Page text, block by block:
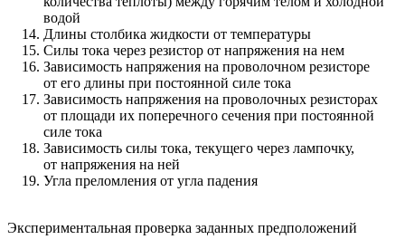
водой
Длины столбика жидкости от температуры
Силы тока через резистор от напряжения на нем
Зависимость напряжения на проволочном резисторе
от его длины при постоянной силе тока
Зависимость напряжения на проволочных резисторах
от площади их поперечного сечения при постоянной
силе тока
Зависимость силы тока, текущего через лампочку,
от напряжения на ней
Угла преломления от угла падения
Экспериментальная проверка заданных предположений